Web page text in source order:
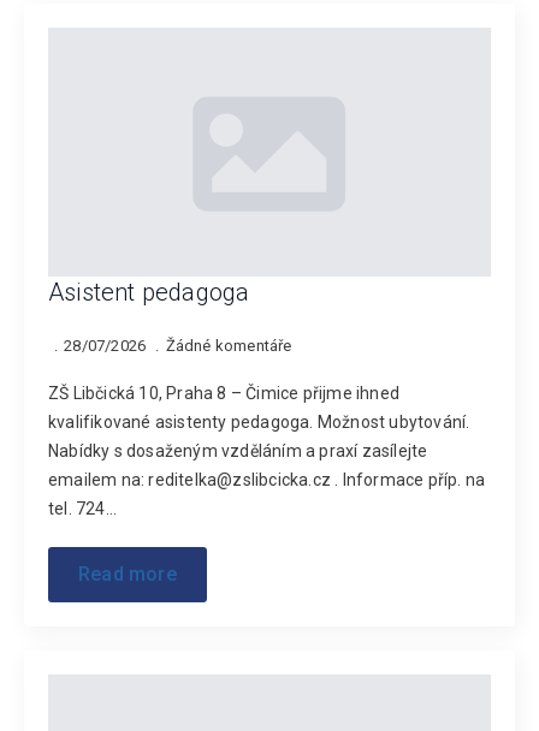
Asistent pedagoga
28/07/2026 Žádné komentáře
ZŠ Libčická 10, Praha 8 – Čimice přijme ihned
kvalifikované asistenty pedagoga. Možnost ubytování.
Nabídky s dosaženým vzděláním a praxí zasílejte
emailem na: reditelka@zslibcicka.cz . Informace příp. na
tel. 724…
Read more